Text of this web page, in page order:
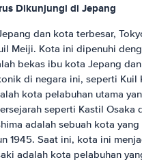
Dikunjungi di Jepang
dan kota terbesar,
Meiji. Kota ini dipenuhi
bekas ibu kota Jepang
di negara ini, seperti Kuil
kota pelabuhan utama
seperti Kastil Osaka
adalah sebuah kota
1945. Saat ini, kota ini
adalah kota pelabuhan